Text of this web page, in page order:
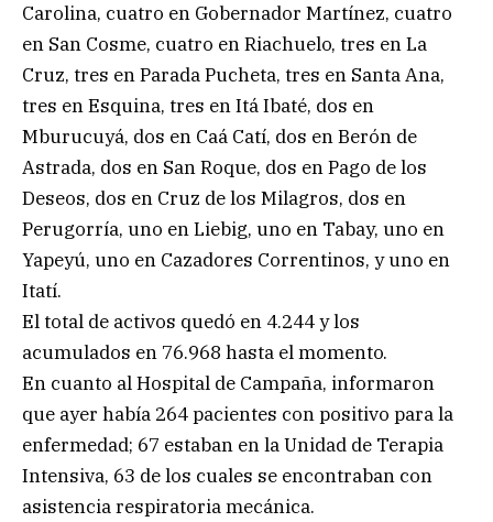
Carolina, cuatro en Gobernador Martínez, cuatro
en San Cosme, cuatro en Riachuelo, tres en La
Cruz, tres en Parada Pucheta, tres en Santa Ana,
tres en Esquina, tres en Itá Ibaté, dos en
Mburucuyá, dos en Caá Catí, dos en Berón de
Astrada, dos en San Roque, dos en Pago de los
Deseos, dos en Cruz de los Milagros, dos en
Perugorría, uno en Liebig, uno en Tabay, uno en
Yapeyú, uno en Cazadores Correntinos, y uno en
Itatí.
El total de activos quedó en 4.244 y los
acumulados en 76.968 hasta el momento.
En cuanto al Hospital de Campaña, informaron
que ayer había 264 pacientes con positivo para la
enfermedad; 67 estaban en la Unidad de Terapia
Intensiva, 63 de los cuales se encontraban con
asistencia respiratoria mecánica.